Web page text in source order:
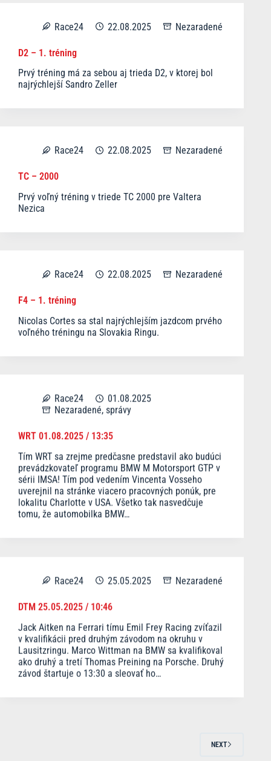
Race24 22.08.2025 Nezaradené
D2 – 1. tréning
Prvý tréning má za sebou aj trieda D2, v ktorej bol
najrýchlejší Sandro Zeller
Race24 22.08.2025 Nezaradené
TC – 2000
Prvý voľný tréning v triede TC 2000 pre Valtera
Nezica
Race24 22.08.2025 Nezaradené
F4 – 1. tréning
Nicolas Cortes sa stal najrýchlejším jazdcom prvého
voľného tréningu na Slovakia Ringu.
Race24
01.08.2025
Nezaradené, správy
WRT 01.08.2025 / 13:35
Tím WRT sa zrejme predčasne predstavil ako budúci
prevádzkovateľ programu BMW M Motorsport GTP v
sérii IMSA! Tím pod vedením Vincenta Vosseho
uverejnil na stránke viacero pracovných ponúk, pre
lokalitu Charlotte v USA. Všetko tak nasvedčuje
tomu, že automobilka BMW…
Race24 25.05.2025 Nezaradené
DTM 25.05.2025 / 10:46
Jack Aitken na Ferrari tímu Emil Frey Racing zvíťazil
v kvalifikácii pred druhým závodom na okruhu v
Lausitzringu. Marco Wittman na BMW sa kvalifikoval
ako druhý a tretí Thomas Preining na Porsche. Druhý
závod štartuje o 13:30 a sleovať ho…
NEXT